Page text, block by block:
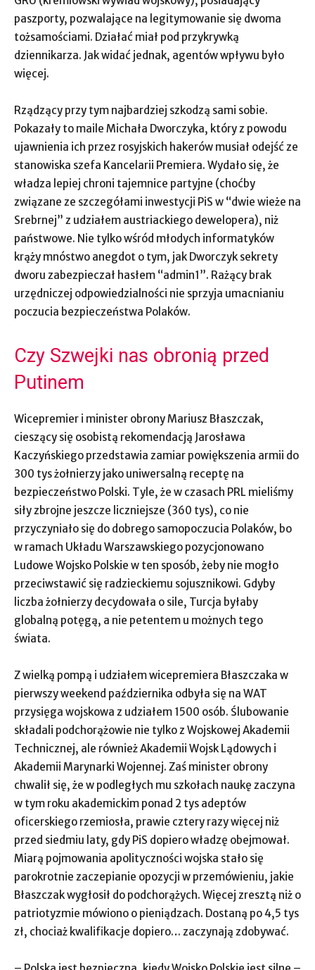
paszporty, pozwalające na legitymowanie się dwoma
tożsamościami. Działać miał pod przykrywką
dziennikarza. Jak widać jednak, agentów wpływu było
więcej.
Rządzący przy tym najbardziej szkodzą sami sobie.
Pokazały to maile Michała Dworczyka, który z powodu
ujawnienia ich przez rosyjskich hakerów musiał odejść ze
stanowiska szefa Kancelarii Premiera. Wydało się, że
władza lepiej chroni tajemnice partyjne (choćby
związane ze szczegółami inwestycji PiS w “dwie wieże na
Srebrnej” z udziałem austriackiego dewelopera), niż
państwowe. Nie tylko wśród młodych informatyków
krąży mnóstwo anegdot o tym, jak Dworczyk sekrety
dworu zabezpieczał hasłem “admin1”. Rażący brak
urzędniczej odpowiedzialności nie sprzyja umacnianiu
poczucia bezpieczeństwa Polaków.
Czy Szwejki nas obronią przed
Putinem
Wicepremier i minister obrony Mariusz Błaszczak,
cieszący się osobistą rekomendacją Jarosława
Kaczyńskiego przedstawia zamiar powiększenia armii do
300 tys żołnierzy jako uniwersalną receptę na
bezpieczeństwo Polski. Tyle, że w czasach PRL mieliśmy
siły zbrojne jeszcze liczniejsze (360 tys), co nie
przyczyniało się do dobrego samopoczucia Polaków, bo
w ramach Układu Warszawskiego pozycjonowano
Ludowe Wojsko Polskie w ten sposób, żeby nie mogło
przeciwstawić się radzieckiemu sojusznikowi. Gdyby
liczba żołnierzy decydowała o sile, Turcja byłaby
globalną potęgą, a nie petentem u możnych tego
świata.
Z wielką pompą i udziałem wicepremiera Błaszczaka w
pierwszy weekend października odbyła się na WAT
przysięga wojskowa z udziałem 1500 osób. Ślubowanie
składali podchorążowie nie tylko z Wojskowej Akademii
Technicznej, ale również Akademii Wojsk Lądowych i
Akademii Marynarki Wojennej. Zaś minister obrony
chwalił się, że w podległych mu szkołach naukę zaczyna
w tym roku akademickim ponad 2 tys adeptów
oficerskiego rzemiosła, prawie cztery razy więcej niż
przed siedmiu laty, gdy PiS dopiero władzę obejmował.
Miarą pojmowania apolityczności wojska stało się
parokrotnie zaczepianie opozycji w przemówieniu, jakie
Błaszczak wygłosił do podchorążych. Więcej zresztą niż o
patriotyzmie mówiono o pieniądzach. Dostaną po 4,5 tys
zł, chociaż kwalifikacje dopiero… zaczynają zdobywać.